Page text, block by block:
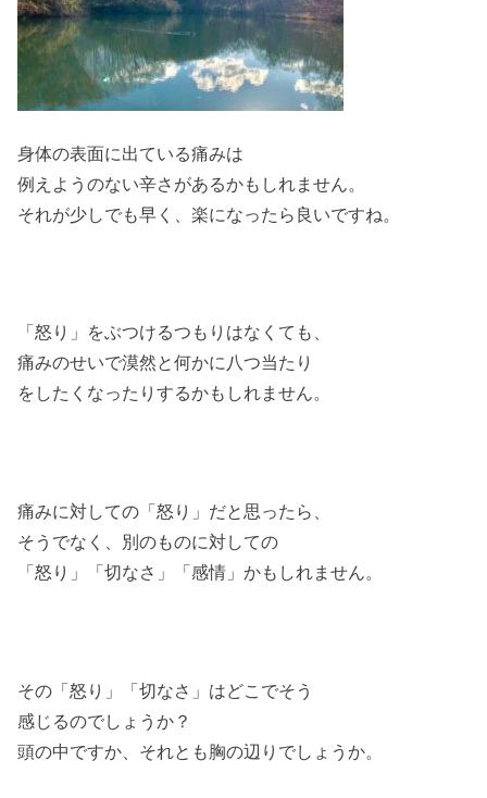
身体の表面に出ている痛みは
例えようのない辛さがあるかもしれません。
それが少しでも早く、楽になったら良いですね。
「怒り」をぶつけるつもりはなくても、
痛みのせいで漠然と何かに八つ当たり
をしたくなったりするかもしれません。
痛みに対しての「怒り」だと思ったら、
そうでなく、別のものに対しての
「怒り」「切なさ」「感情」かもしれません。
その 「怒り」「切なさ」はどこでそう
感じるのでしょうか？
頭の中ですか、それとも胸の辺りでしょうか。